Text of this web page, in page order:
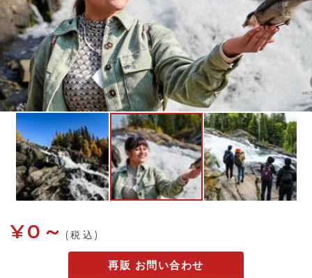
¥0～ (税込)
再販 お問い合わせ